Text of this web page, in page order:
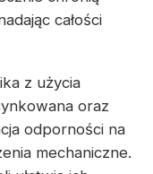
całości
z użycia
oraz
odporności na
mechaniczne.